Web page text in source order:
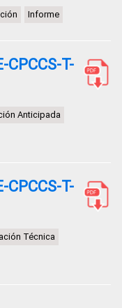
Informe
CPCCS-T-
Anticipada
CPCCS-T-
Técnica